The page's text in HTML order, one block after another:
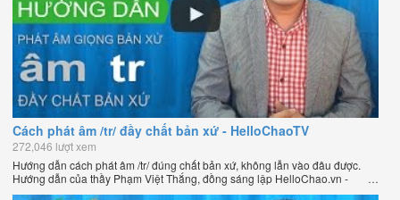
Cách phát âm /tr/ đầy chất bản xứ - HelloChaoTV
272,046 lượt xem
Hướng dẫn cách phát âm /tr/ đúng chất bản xứ, không lẫn vào đâu được.
Hướng dẫn của thầy Phạm Việt Thắng, đồng sáng lập HelloChao.vn -
Chương trình dạy tiếng Anh trực tuyến chặt chẽ nhất thế giới.